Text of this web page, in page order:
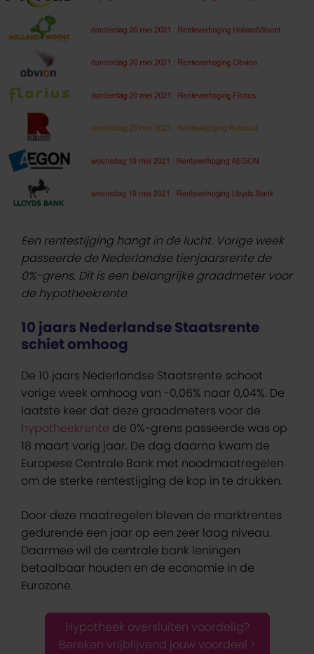
Een rentestijging hangt in de lucht. Vorige week
passeerde de Nederlandse tienjaarsrente de
0%-grens. Dit is een belangrijke graadmeter voor
de hypotheekrente.
10 jaars Nederlandse Staatsrente
schiet omhoog
De 10 jaars Nederlandse Staatsrente schoot
vorige week omhoog van -0,06% naar 0,04%. De
laatste keer dat deze graadmeters voor de
hypotheekrente de 0%-grens passeerde was op
18 maart vorig jaar. De dag daarna kwam de
Europese Centrale Bank met noodmaatregelen
om de sterke rentestijging de kop in te drukken.
Door deze maatregelen bleven de marktrentes
gedurende een jaar op een zeer laag niveau.
Daarmee wil de centrale bank leningen
betaalbaar houden en de economie in de
Eurozone.
Hypotheek oversluiten voordelig?
Bereken vrijblijvend jouw voordeel >